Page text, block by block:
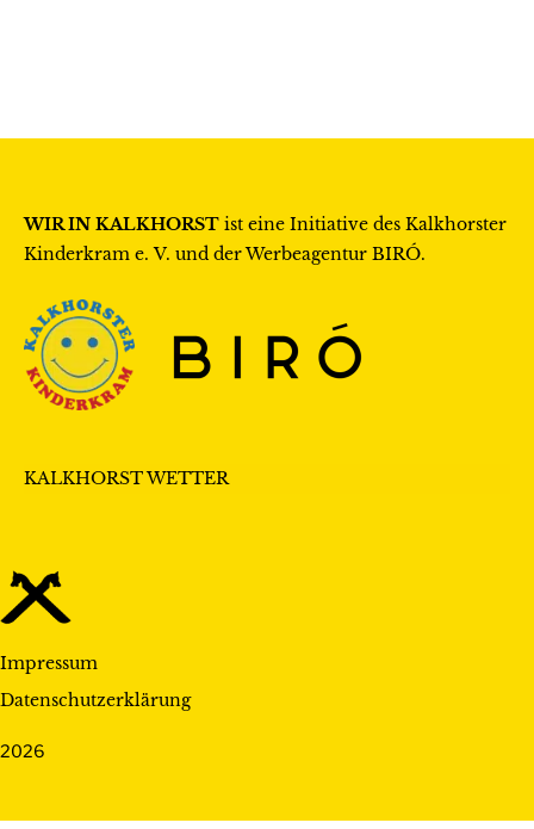
WIR IN KALKHORST ist eine Initiative des Kalkhorster
Kinderkram e. V. und der Werbeagentur BIRÓ.
KALKHORST WETTER
2026
Impressum
Datenschutzerklärung